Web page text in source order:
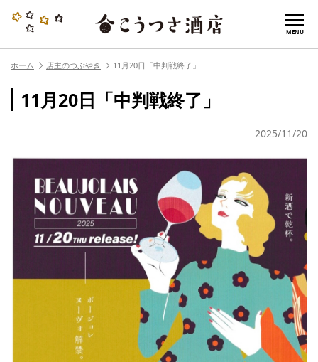
MENU
ホーム 店主のつぶやき 11月20日「中判戦終了」
11月20日「中判戦終了」
2025/11/20